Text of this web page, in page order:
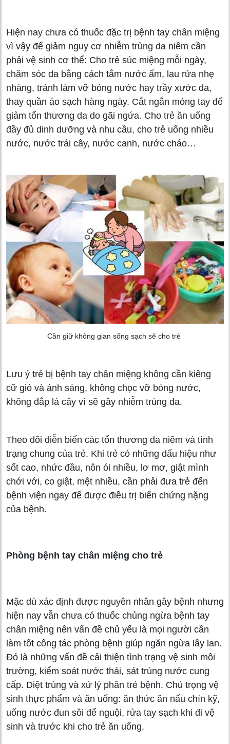
Hiện nay chưa có thuốc đặc trị bệnh tay chân miệng
vì vậy để giảm nguy cơ nhiễm trùng da niêm cần
phải vệ sinh cơ thể: Cho trẻ súc miệng mỗi ngày,
chăm sóc da bằng cách tắm nước ấm, lau rửa nhẹ
nhàng, tránh làm vỡ bóng nước hay trầy xước da,
thay quần áo sạch hàng ngày. Cắt ngắn móng tay để
giảm tổn thương da do gãi ngứa. Cho trẻ ăn uống
đầy đủ dinh dưỡng và nhu cầu, cho trẻ uống nhiều
nước, nước trái cây, nước canh, nước cháo…
Cần giữ không gian sống sạch sẽ cho trẻ
Lưu ý trẻ bị bệnh tay chân miệng không cần kiêng
cữ gió và ánh sáng, không chọc vỡ bóng nước,
không đắp lá cây vì sẽ gây nhiễm trùng da.
Theo dõi diễn biến các tổn thương da niêm và tình
trạng chung của trẻ. Khi trẻ có những dấu hiệu như
sốt cao, nhức đầu, nôn ói nhiều, lơ mơ, giật mình
chới với, co giật, mệt nhiều, cần phải đưa trẻ đến
bệnh viện ngay để được điều trị biến chứng nặng
của bệnh.
Phòng bệnh tay chân miệng cho trẻ
Mặc dù xác định được nguyên nhân gây bệnh nhưng
hiện nay vẫn chưa có thuốc chủng ngừa bệnh tay
chân miệng nên vấn đề chủ yếu là mọi người cần
làm tốt công tác phòng bệnh giúp ngăn ngừa lây lan.
Đó là những vấn đề cải thiện tình trạng vệ sinh môi
trường, kiểm soát nước thải, sát trùng nước cung
cấp. Diệt trùng và xử lý phân trẻ bệnh. Chú trọng vệ
sinh thực phẩm và ăn uống: ăn thức ăn nấu chín kỹ,
uống nước đun sôi để nguội, rửa tay sạch khi đi vệ
sinh và trước khi cho trẻ ăn uống.